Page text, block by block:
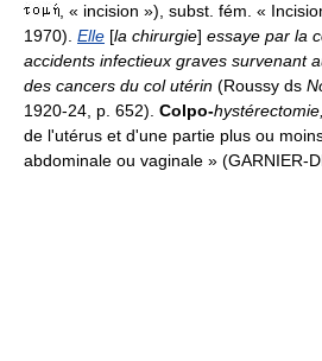
, « incision »), subst. fém. «
1970). Elle [la chirurgie] essaye par la
accidents infectieux graves survenant
des cancers du col utérin (Roussy ds
1920-24, p. 652). Colpo-hystérectomie
de l'utérus et d'une partie plus ou
abdominale ou vaginale » (GARNIER-